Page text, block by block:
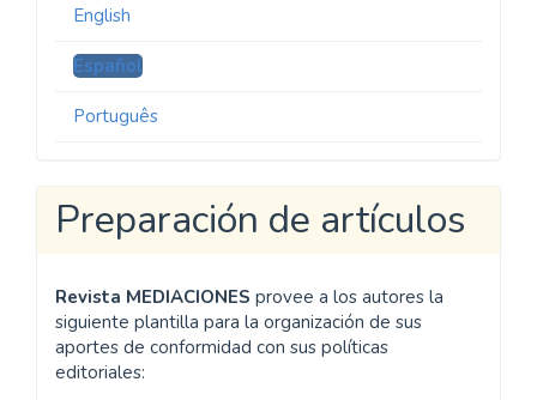
English
Español
Português
Preparación de artículos
Revista MEDIACIONES provee a los autores la
siguiente plantilla para la organización de sus
aportes de conformidad con sus políticas
editoriales: